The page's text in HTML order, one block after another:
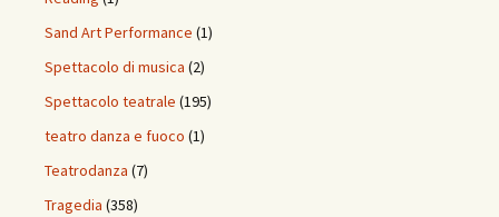
Sand Art Performance (1)
Spettacolo di musica (2)
Spettacolo teatrale (195)
teatro danza e fuoco (1)
Teatrodanza (7)
Tragedia (358)